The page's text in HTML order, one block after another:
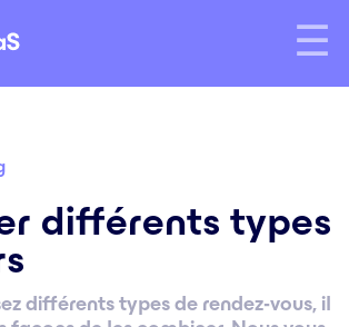
différents types
différents types de rendez-vous, il